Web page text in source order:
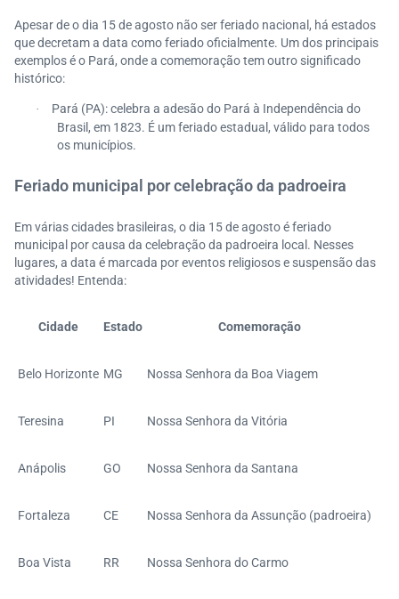
Apesar de o dia 15 de agosto não ser feriado nacional, há estados
que decretam a data como feriado oficialmente. Um dos principais
exemplos é o Pará, onde a comemoração tem outro significado
histórico:
·
Pará (PA): celebra a adesão do Pará à Independência do
Brasil, em 1823. É um feriado estadual, válido para todos
os municípios.
Feriado municipal por celebração da padroeira
Em várias cidades brasileiras, o dia 15 de agosto é feriado
municipal por causa da celebração da padroeira local. Nesses
lugares, a data é marcada por eventos religiosos e suspensão das
atividades! Entenda:
Cidade Estado Comemoração
Belo Horizonte MG Nossa Senhora da Boa Viagem
Teresina PI Nossa Senhora da Vitória
Anápolis GO Nossa Senhora da Santana
Fortaleza CE Nossa Senhora da Assunção (padroeira)
Boa Vista RR Nossa Senhora do Carmo